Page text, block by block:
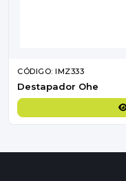
CÓDIGO: IMZ333
Destapador Ohe